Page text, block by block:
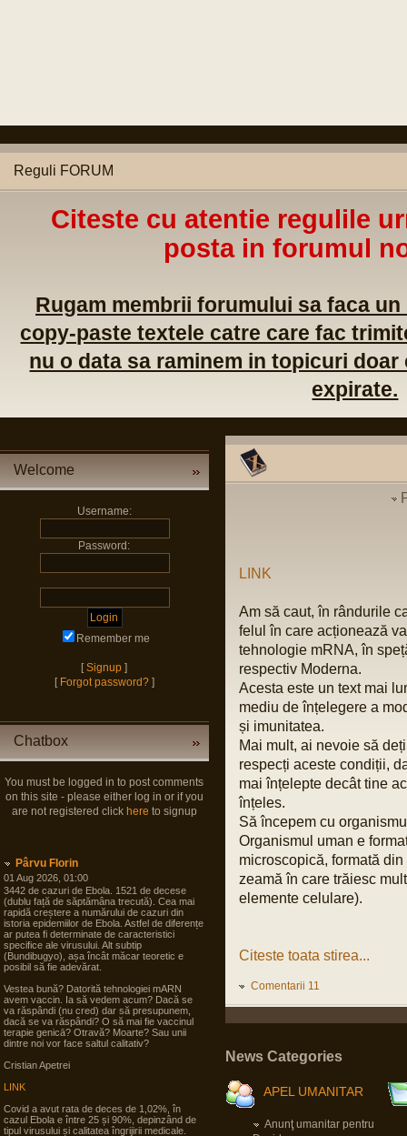
Reguli FORUM
Citeste cu atentie regulile
posta in forumul
Rugam membrii forumului sa faca
copy-paste textele catre care fac
nu o data sa raminem in topicuri
expirate.
Welcome
Username:
Password:
Remember me
[Signup ]
[ Forgot password? ]
Chatbox
You must be logged in to post comments
on this site - please either log in or if you
are not registered click here to signup
Pârvu Florin
01 Aug 2026, 01:00
3442 de cazuri de Ebola. 1521 de decese
(dublu față de săptămâna trecută). Cea mai
rapidă creștere a numărului de cazuri din
istoria epidemiilor de Ebola. Astfel de diferențe
ar putea fi determinate de caracteristici
specifice ale virusului. Alt subtip
(Bundibugyo), așa încât măcar teoretic e
posibil să fie adevărat.
Vestea bună? Datorită tehnologiei mARN
avem vaccin. Ia să vedem acum? Dacă se
va răspândi (nu cred) dar să presupunem,
dacă se va răspândi? O să mai fie vaccinul
terapie genicā? Otravă? Moarte? Sau unii
dintre noi vor face saltul calitativ?
Cristian Apetrei
LINK
Covid a avut rata de deces de 1,02%, în
cazul Ebola e între 25 și 90%, depinzând de
tipul virusului și calitatea îngrijirii medicale.
LINK
Am să caut, în rândurile
felul în care acționează
tehnologie mRNA, în
respectiv Moderna.
Acesta este un text mai
mediu de înțelegere a
și imunitatea.
Mai mult, ai nevoie să
respecți aceste condiții,
mai înțelepte decât tine
înțeles.
Să începem cu
Organismul uman e
microscopică, formată
zeamă în care trăiesc
elemente celulare).
Citeste toata stirea...
Comentarii 11
News Categories
APEL UMANITAR
Anunţ umanitar pentru